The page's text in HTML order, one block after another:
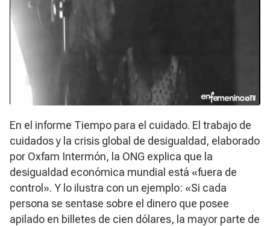
En el informe Tiempo para el cuidado. El trabajo de
cuidados y la crisis global de desigualdad, elaborado
por Oxfam Intermón, la ONG explica que la
desigualdad económica mundial está «fuera de
control». Y lo ilustra con un ejemplo: «Si cada
persona se sentase sobre el dinero que posee
apilado en billetes de cien dólares, la mayor parte de